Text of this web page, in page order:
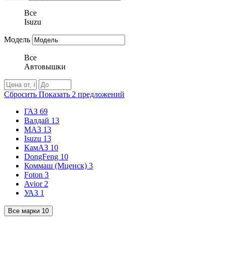
Все
Isuzu
Модель
Все
Автовышки
Сбросить Показать 2 предложений
ГАЗ 69
Валдай 13
МАЗ 13
Isuzu 13
КамАЗ 10
DongFeng 10
Коммаш (Мценск) 3
Foton 3
Avior 2
УАЗ 1
Все марки 10